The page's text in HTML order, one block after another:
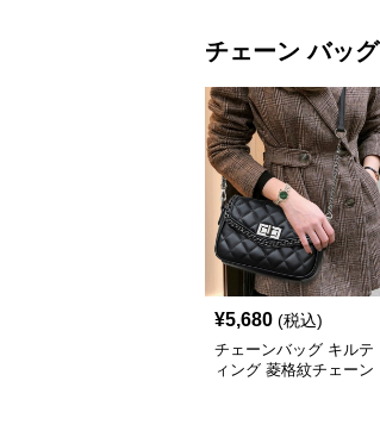
チェーン バッグ
¥5,680 (税込)
チェーンバッグ キルテ
ィング 菱格紋チェーン